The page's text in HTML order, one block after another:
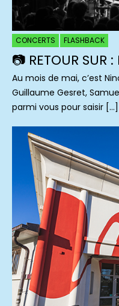
CONCERTS FLASHBACK
📷 RETOUR SUR
Au mois de mai, c’est
Guillaume Gesret,
parmi vous pour saisir […]